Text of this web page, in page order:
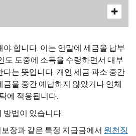
야 합니다. 이는 연말에 세금을 납부
도 도중에 소득을 수령하면서 대부
는 뜻입니다. 개인 세금 과소 중간
을 중간 예납하지 않았거나 연체
에 적용됩니다.
방법이 있습니다:
장과 같은 특정 지급금에서 원천징